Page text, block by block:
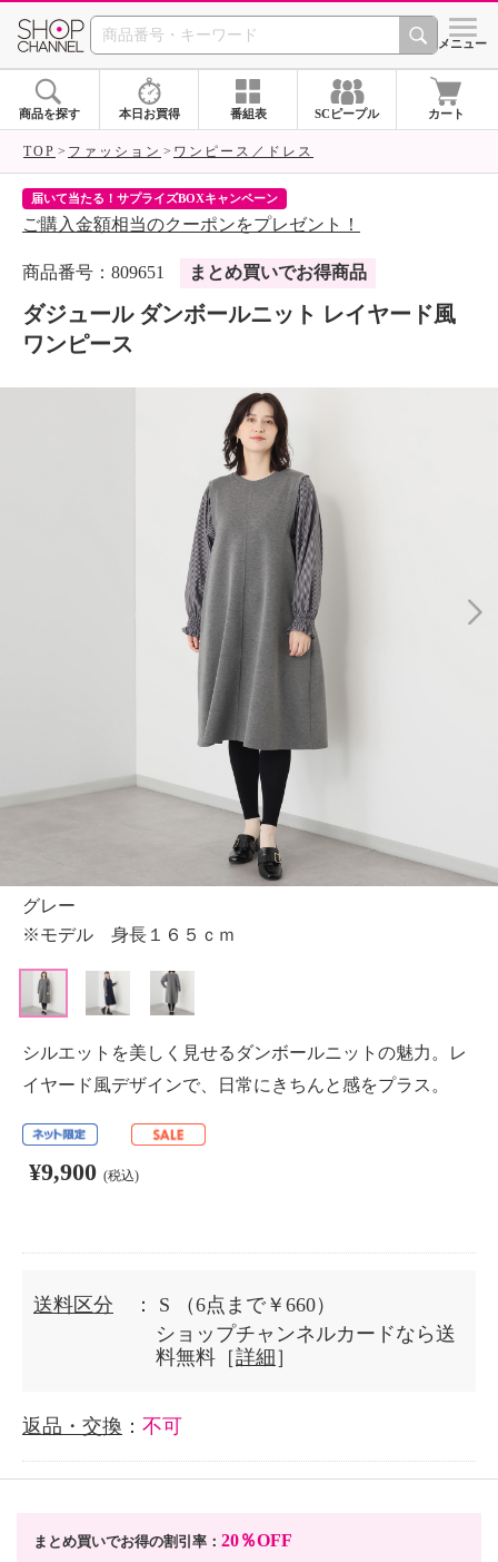
SHOP CHANNEL シメニュー
商品を探す 本日お買得 番組表 SCピープル カート
TOP ファッション ワンピース／ドレス
届いて当たる！サプライズBOXキャンペーン
ご購入金額相当のクーポンをプレゼント！
商品番号：809651 まとめ買いでお得商品
ダジュール ダンボールニット レイヤード風
ワンピース
グレー
※モデル 身長１６５ｃｍ
シルエットを美しく見せるダンボールニットの魅力。レ
イヤード風デザインで、日常にきちんと感をプラス。
¥9,900 (税込)
送料区分 ： S
（6点まで￥660）
ショップチャンネルカードなら送
料無料［詳細 ］
返品・交換 ： 不可
まとめ買いでお得の割引率： 20％OFF